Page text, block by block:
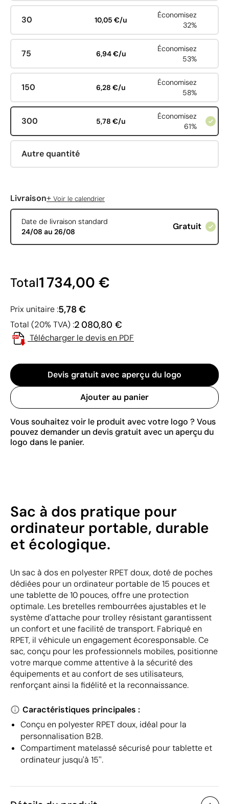
30 10,05 €/u
Économisez
32%
75 6,94 €/u
Économisez
53%
150 6,28 €/u
Économisez
58%
300 5,78 €/u
Économisez
61%
Autre quantité
Livraison+ Voir le calendrier
Date de livraison standard
24/08 au 26/08
Gratuit
Total1 734,00 €
Prix unitaire :5,78 €
Total (20% TVA) :2 080,80 €
Télécharger le devis en PDF
Devis gratuit avec aperçu du logo
Ajouter au panier
Vous souhaitez voir le produit avec votre logo ? Vous
pouvez demander un devis gratuit avec un aperçu du
logo dans le panier.
Sac à dos pratique pour
ordinateur portable, durable
et écologique.
Un sac à dos en polyester RPET doux, doté de poches
dédiées pour un ordinateur portable de 15 pouces et
une tablette de 10 pouces, offre une protection
optimale. Les bretelles rembourrées ajustables et le
système d'attache pour trolley résistant garantissent
un confort et une facilité de transport. Fabriqué en
RPET, il véhicule un engagement écoresponsable. Ce
sac, conçu pour les professionnels mobiles, positionne
votre marque comme attentive à la sécurité des
équipements et au confort de ses utilisateurs,
renforçant ainsi la fidélité et la reconnaissance.
Caractéristiques principales :
Conçu en polyester RPET doux, idéal pour la
personnalisation B2B.
Compartiment matelassé sécurisé pour tablette et
ordinateur jusqu'à 15''.